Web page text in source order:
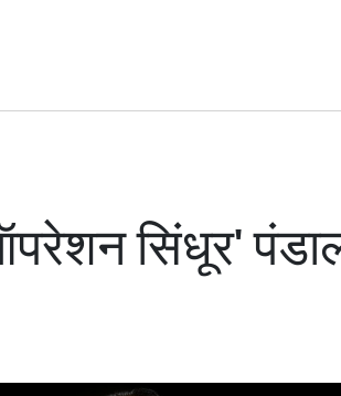
सिंधूर'